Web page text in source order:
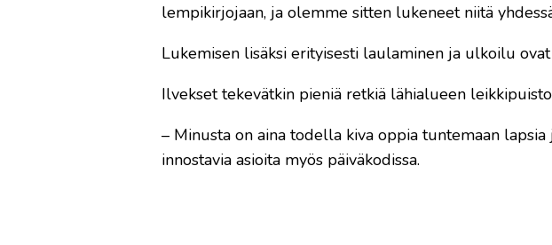
lempikirjojaan, ja olemme sitten lukeneet niitä
Lukemisen lisäksi erityisesti laulaminen ja ulkoilu
Ilvekset tekevätkin pieniä retkiä lähialueen
– Minusta on aina todella kiva oppia tuntemaan
innostavia asioita myös päiväkodissa.